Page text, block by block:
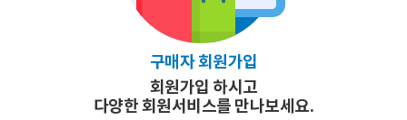
구매자 회원가입
회원가입 하시고
다양한 회원서비스를 만나보세요.